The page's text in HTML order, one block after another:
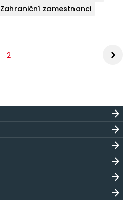
Zahraniční zamestnanci
2 Next